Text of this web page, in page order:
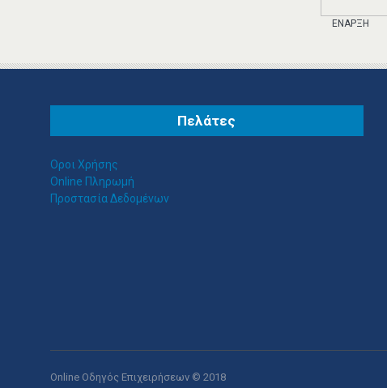
ΈΝΑΡΞΗ
ΤΟ ΙΔΙΑΊΤΕΡΟ-ΚΟΤΟΎΛΑΣ
Πελάτες
Οροι Χρήσης
Online Πληρωμή
Προστασία Δεδομένων
Online Οδηγός Επιχειρήσεων © 2018